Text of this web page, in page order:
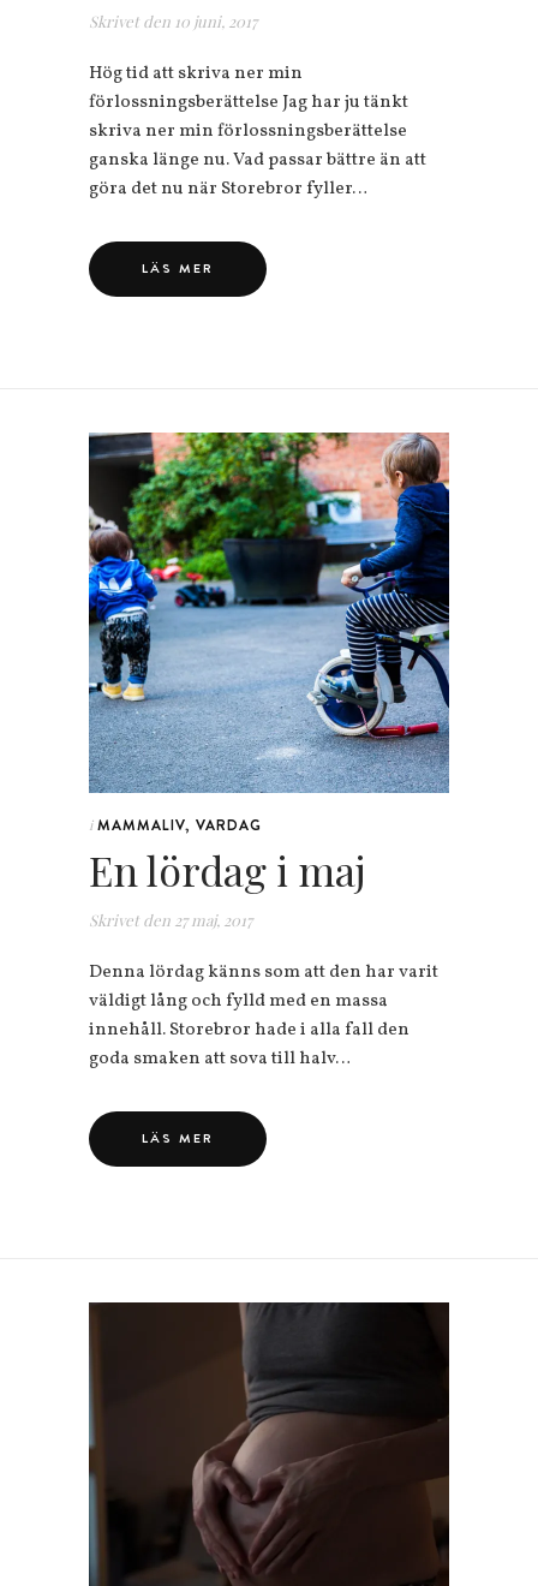
Skrivet den 10 juni, 2017
Hög tid att skriva ner min
förlossningsberättelse Jag har ju tänkt
skriva ner min förlossningsberättelse
ganska länge nu. Vad passar bättre än att
göra det nu när Storebror fyller…
LÄS MER
i MAMMALIV, VARDAG
En lördag i maj
Skrivet den 27 maj, 2017
Denna lördag känns som att den har varit
väldigt lång och fylld med en massa
innehåll. Storebror hade i alla fall den
goda smaken att sova till halv…
LÄS MER